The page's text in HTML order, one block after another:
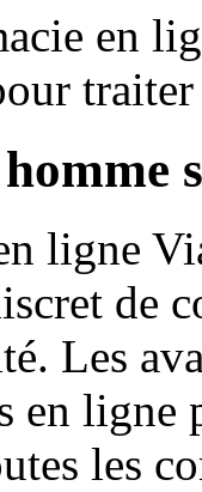
en
ligne
de
Les
en ligne
les